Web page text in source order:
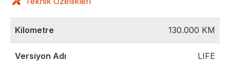
Kilometre 130.000 KM
Versiyon Adı LIFE